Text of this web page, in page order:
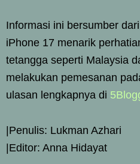
Informasi ini bersumber dari
iPhone 17 menarik
tetangga seperti Malaysia
melakukan pemesanan
ulasan lengkapnya di
|Penulis: Lukman Azhari
|Editor: Anna Hidayat